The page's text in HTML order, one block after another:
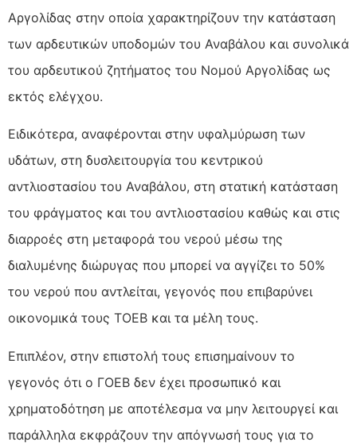
Αργολίδας στην οποία χαρακτηρίζουν την κατάσταση
των αρδευτικών υποδομών του Αναβάλου και συνολικά
του αρδευτικού ζητήματος του Νομού Αργολίδας ως
εκτός ελέγχου.
Ειδικότερα, αναφέρονται στην υφαλμύρωση των
υδάτων, στη δυσλειτουργία του κεντρικού
αντλιοστασίου του Αναβάλου, στη στατική κατάσταση
του φράγματος και του αντλιοστασίου καθώς και στις
διαρροές στη μεταφορά του νερού μέσω της
διαλυμένης διώρυγας που μπορεί να αγγίζει το 50%
του νερού που αντλείται, γεγονός που επιβαρύνει
οικονομικά τους ΤΟΕΒ και τα μέλη τους.
Επιπλέον, στην επιστολή τους επισημαίνουν το
γεγονός ότι ο ΓΟΕΒ δεν έχει προσωπικό και
χρηματοδότηση με αποτέλεσμα να μην λειτουργεί και
παράλληλα εκφράζουν την απόγνωσή τους για το